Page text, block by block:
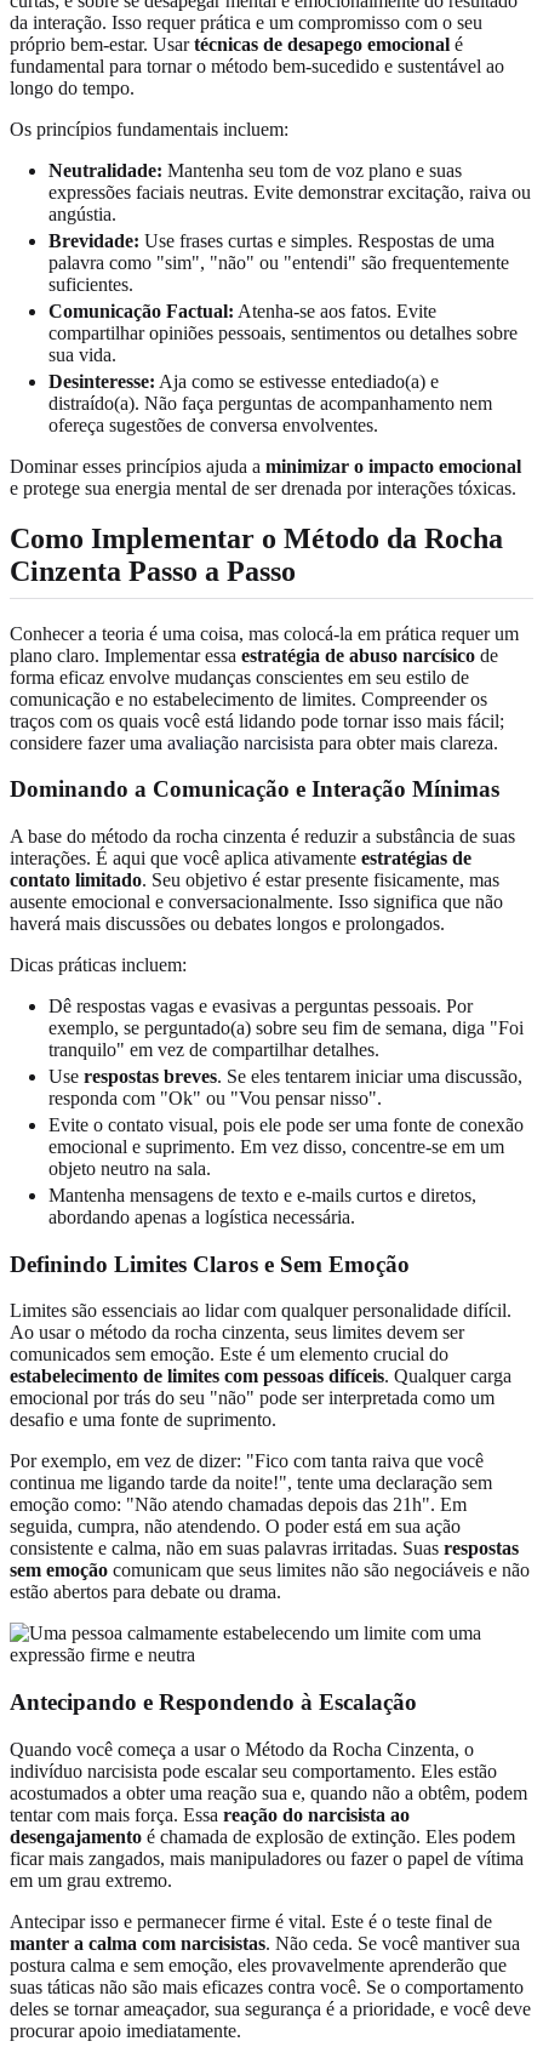
da interação. Isso requer prática e um compromisso com o seu
próprio bem-estar. Usartécnicas de desapego emocional é
fundamental para tornar o método bem-sucedido e sustentável ao
longo do tempo.
Os princípios fundamentais incluem:
Neutralidade: Mantenha seu tom de voz plano e suas
expressões faciais neutras. Evite demonstrar excitação, raiva ou
angústia.
Brevidade: Use frases curtas e simples. Respostas de uma
palavra como "sim", "não" ou "entendi" são frequentemente
suficientes.
Comunicação Factual: Atenha-se aos fatos. Evite
compartilhar opiniões pessoais, sentimentos ou detalhes sobre
sua vida.
Desinteresse: Aja como se estivesse entediado(a) e
distraído(a). Não faça perguntas de acompanhamento nem
ofereça sugestões de conversa envolventes.
Dominar esses princípios ajuda a minimizar o impacto emocional
e protege sua energia mental de ser drenada por interações tóxicas.
Como Implementar o Método da Rocha
Cinzenta Passo a Passo
Conhecer a teoria é uma coisa, mas colocá-la em prática requer um
plano claro. Implementar essa estratégia de abuso narcísico de
forma eficaz envolve mudanças conscientes em seu estilo de
comunicação e no estabelecimento de limites. Compreender os
traços com os quais você está lidando pode tornar isso mais fácil;
considere fazer uma avaliação narcisista para obter mais clareza.
Dominando a Comunicação e Interação Mínimas
A base do método da rocha cinzenta é reduzir a substância de suas
interações. É aqui que você aplica ativamente estratégias de
contato limitado. Seu objetivo é estar presente fisicamente, mas
ausente emocional e conversacionalmente. Isso significa que não
haverá mais discussões ou debates longos e prolongados.
Dicas práticas incluem:
Dê respostas vagas e evasivas a perguntas pessoais. Por
exemplo, se perguntado(a) sobre seu fim de semana, diga "Foi
tranquilo" em vez de compartilhar detalhes.
Use respostas breves. Se eles tentarem iniciar uma discussão,
responda com "Ok" ou "Vou pensar nisso".
Evite o contato visual, pois ele pode ser uma fonte de conexão
emocional e suprimento. Em vez disso, concentre-se em um
objeto neutro na sala.
Mantenha mensagens de texto e e-mails curtos e diretos,
abordando apenas a logística necessária.
Definindo Limites Claros e Sem Emoção
Limites são essenciais ao lidar com qualquer personalidade difícil.
Ao usar o método da rocha cinzenta, seus limites devem ser
comunicados sem emoção. Este é um elemento crucial do
estabelecimento de limites com pessoas difíceis. Qualquer carga
emocional por trás do seu "não" pode ser interpretada como um
desafio e uma fonte de suprimento.
Por exemplo, em vez de dizer: "Fico com tanta raiva que você
continua me ligando tarde da noite!", tente uma declaração sem
emoção como: "Não atendo chamadas depois das 21h". Em
seguida, cumpra, não atendendo. O poder está em sua ação
consistente e calma, não em suas palavras irritadas. Suas respostas
sem emoção comunicam que seus limites não são negociáveis e não
estão abertos para debate ou drama.
Antecipando e Respondendo à Escalação
Quando você começa a usar o Método da Rocha Cinzenta, o
indivíduo narcisista pode escalar seu comportamento. Eles estão
acostumados a obter uma reação sua e, quando não a obtêm, podem
tentar com mais força. Essa reação do narcisista ao
desengajamento é chamada de explosão de extinção. Eles podem
ficar mais zangados, mais manipuladores ou fazer o papel de vítima
em um grau extremo.
Antecipar isso e permanecer firme é vital. Este é o teste final de
manter a calma com narcisistas. Não ceda. Se você mantiver sua
postura calma e sem emoção, eles provavelmente aprenderão que
suas táticas não são mais eficazes contra você. Se o comportamento
deles se tornar ameaçador, sua segurança é a prioridade, e você deve
procurar apoio imediatamente.